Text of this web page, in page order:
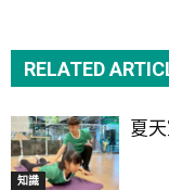
RELATED
知識
夏